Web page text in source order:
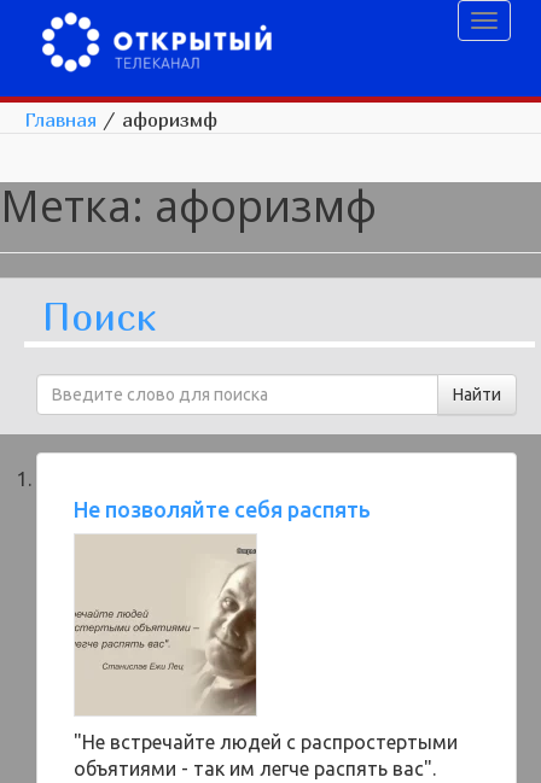
Главная / афоризмф
Метка: афоризмф
Поиск
Не позволяйте себя распять
"Не встречайте людей с распростертыми
объятиями - так им легче распять вас".